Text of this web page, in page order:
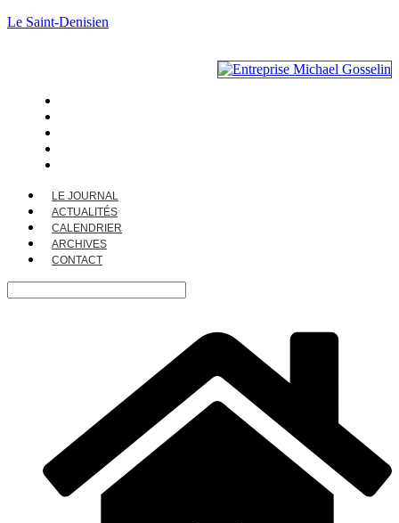
Le Saint-Denisien
LE JOURNAL
ACTUALITÉS
CALENDRIER
ARCHIVES
CONTACT